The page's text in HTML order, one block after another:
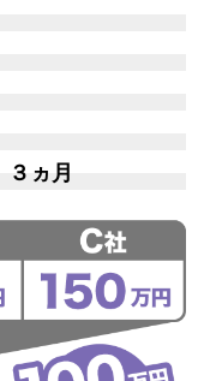
３ヵ月